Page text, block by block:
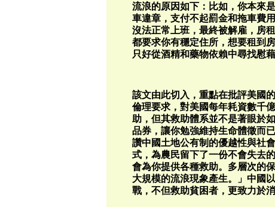
流浪的原因如下：比如，你本來
車違章，支付不起罰金和拖車費
沒法正常上班，最終被解雇，房
都要求你有穩定住所，想要租到
只好從酒精和藥物依賴中尋找慰
該文由此切入，重點在批評美國
倫理要求，對美國每年耗資數千
助，但其救助體系並不是著眼於
品券，讓你勉強維持生命體徵而
讚中國土地公有制的優越性與社
式，為農民留下了一份不會失去
會為你提供各種救助。多層次的
大規模的流浪現象產生。」中國
戰，不但救助貧困者，更致力於